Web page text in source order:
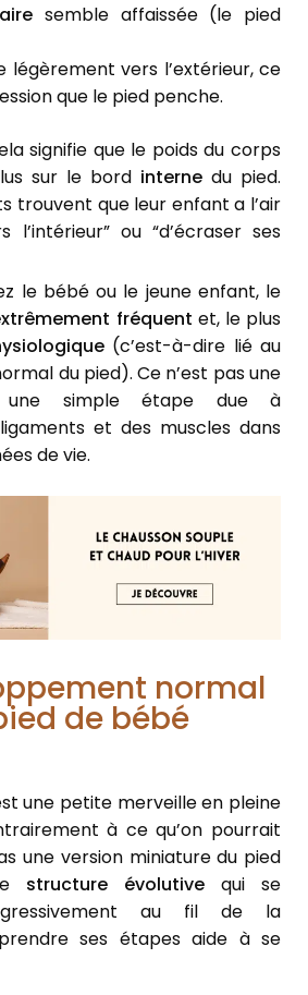
semble affaissée (le pied
légèrement vers l’extérieur, ce
que le pied penche.
signifie que le poids du corps
sur le bord interne du pied.
trouvent que leur enfant a l’air
l’intérieur” ou “d’écraser ses
le bébé ou le jeune enfant, le
fréquent et, le plus
(c’est-à-dire lié au
du pied). Ce n’est pas une
simple étape due à
et des muscles dans
de vie.
normal
de bébé
une petite merveille en pleine
à ce qu’on pourrait
une version miniature du pied
structure évolutive qui se
au fil de la
ses étapes aide à se